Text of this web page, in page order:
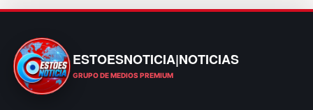
ESTOESNOTICIA|NOTICIAS
ESTOESNOTICIA|NOTICIAS
GRUPO DE MEDIOS PREMIUM